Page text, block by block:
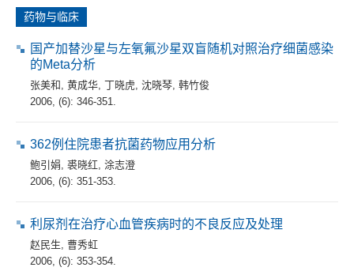
药物与临床
国产加替沙星与左氧氟沙星双盲随机对照治疗细菌感染
的Meta分析
张美和 黄成华 丁晓虎 沈晓琴 韩竹俊
2006, (6): 346-351.
362例住院患者抗菌药物应用分析
鲍引娟 裘晓红 涂志澄
2006, (6): 351-353.
利尿剂在治疗心血管疾病时的不良反应及处理
赵民生
曹秀虹
2006, (6): 353-354.